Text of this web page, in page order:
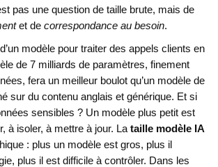
pas une question de taille brute, mais de
et de correspondance au besoin.
modèle pour traiter des appels clients en
de 7 milliards de paramètres, finement
fera un meilleur boulot qu’un modèle de
sur du contenu anglais et générique. Et si
sensibles ? Un modèle plus petit est
à isoler, à mettre à jour. La taille modèle IA
: plus un modèle est gros, plus il
plus il est difficile à contrôler. Dans les